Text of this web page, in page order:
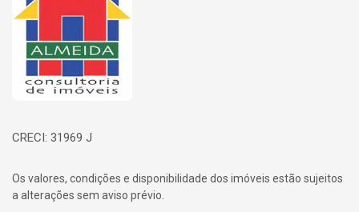
CRECI: 31969 J
Os valores, condições e disponibilidade dos imóveis estão sujeitos
a alterações sem aviso prévio.